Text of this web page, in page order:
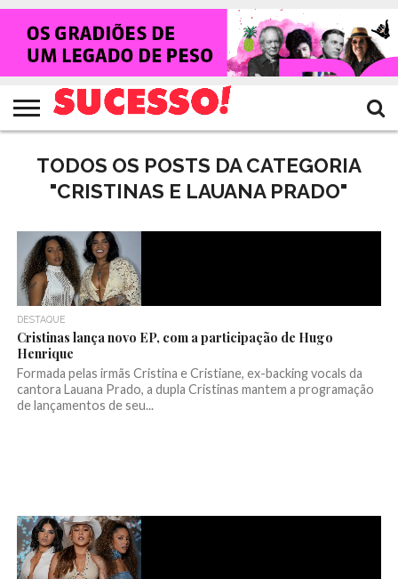
HOME
NOTÍCIAS
SHOWS
ENTREVISTAS
CLIQUES
RANKING
CROWLEY
TV
SUCESSO!
REVISTA
SUCESSO!
TODOS OS POSTS DA CATEGORIA
"CRISTINAS E LAUANA PRADO"
DESTAQUE
Cristinas lança novo EP, com a participação de Hugo
Henrique
Formada pelas irmãs Cristina e Cristiane, ex-backing vocals da
cantora Lauana Prado, a dupla Cristinas mantem a programação
de lançamentos de seu...